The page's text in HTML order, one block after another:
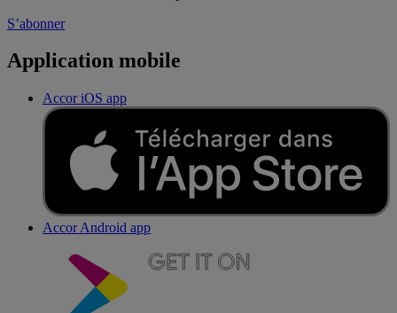
S’abonner
Application mobile
Accor iOS app
Accor Android app